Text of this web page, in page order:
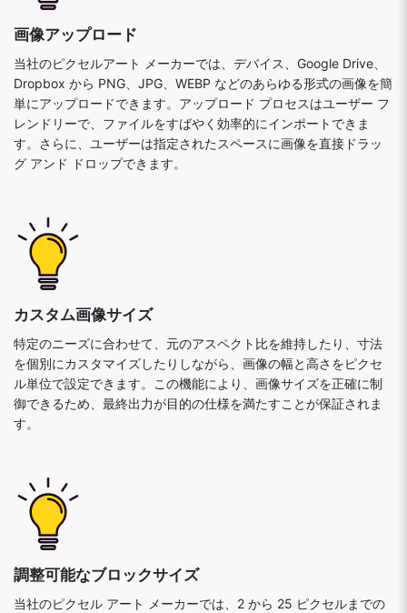
画像アップロード
当社のピクセルアート メーカーでは、デバイス、Google Drive、
Dropbox から PNG、JPG、WEBP などのあらゆる形式の画像を簡
単にアップロードできます。アップロード プロセスはユーザー フ
レンドリーで、ファイルをすばやく効率的にインポートできま
す。さらに、ユーザーは指定されたスペースに画像を直接ドラッ
グ アンド ドロップできます。
カスタム画像サイズ
特定のニーズに合わせて、元のアスペクト比を維持したり、寸法
を個別にカスタマイズしたりしながら、画像の幅と高さをピクセ
ル単位で設定できます。この機能により、画像サイズを正確に制
御できるため、最終出力が目的の仕様を満たすことが保証されま
す。
調整可能なブロックサイズ
当社のピクセル アート メーカーでは、2 から 25 ピクセルまでの